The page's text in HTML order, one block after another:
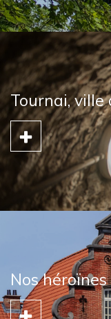
Tournai, ville
Nos